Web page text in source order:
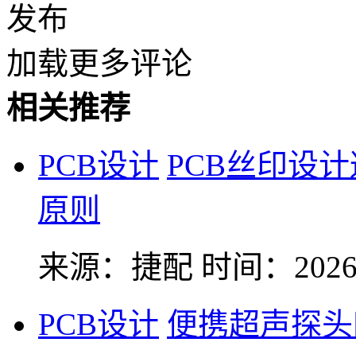
发布
加载更多评论
相关推荐
PCB设计 PCB丝印设
原则
来源：捷配 时间：
PCB设计 便携超声探